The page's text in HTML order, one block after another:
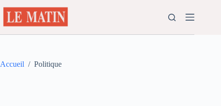
au
contenu
Accueil / Politique